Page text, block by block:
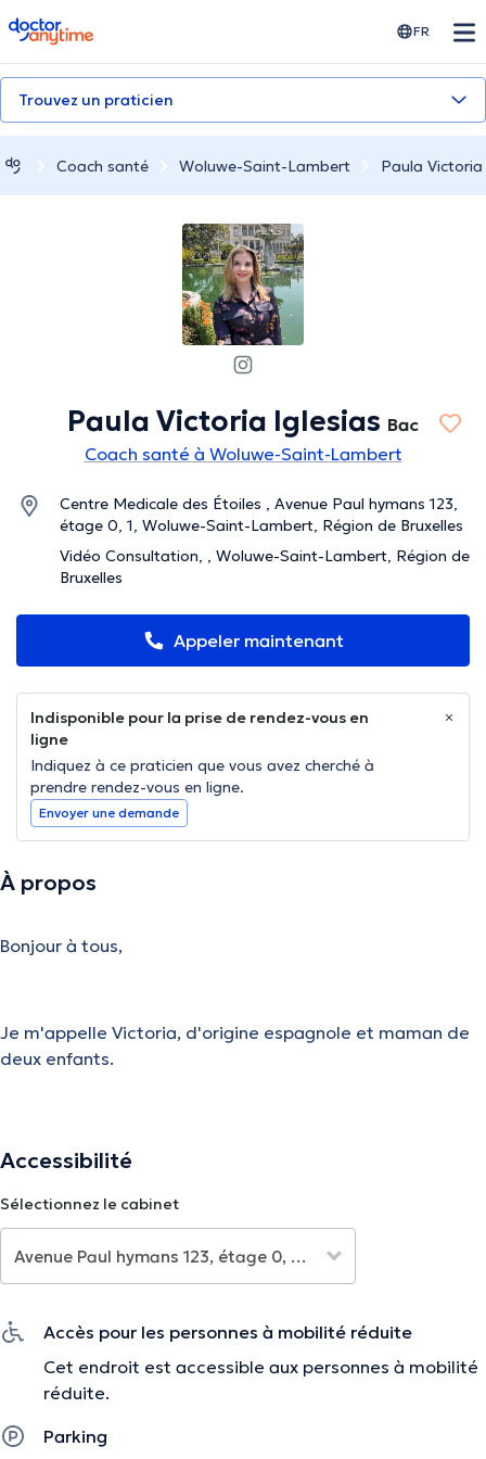
doctoranytime FR
Trouvez un praticien
Coach santé Woluwe-Saint-Lambert Paula
Paula Victoria Iglesias Bac
Coach santé à Woluwe-Saint-Lambert
Centre Medicale des Étoiles , Avenue Paul hymans 123,
étage 0, 1, Woluwe-Saint-Lambert, Région de Bruxelles
Vidéo Consultation, , Woluwe-Saint-Lambert, Région de
Bruxelles
Appeler maintenant
Indisponible pour la prise de rendez-vous en
ligne
Indiquez à ce praticien que vous avez cherché à
prendre rendez-vous en ligne.
Envoyer une demande
À propos
Bonjour à tous,
Je m'appelle Victoria, d'origine espagnole et maman de
deux enfants.
compris à quel point il est parfois difficile de faire face
aux défis de la vie seuls. Mon rôle est de vous
accompagner et de vous guider à travers ces moments
pour que vous retrouviez équilibre et sérénité.
Je vous propose des consultations et du coaching
adaptés à vos besoins.
Ensemble, nous trouverons des solutions concrètes pour
avancer.
Accessibilité
Sélectionnez le cabinet
Accès pour les personnes à mobilité réduite
Cet endroit est accessible aux personnes à mobilité
réduite.
Parking